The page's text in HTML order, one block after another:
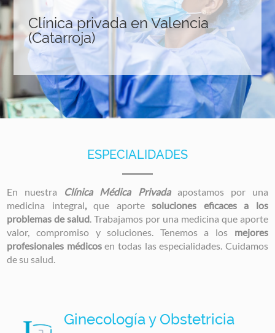
Clínica privada en Valencia
(Catarroja)
ESPECIALIDADES
En nuestra Clínica Médica Privadaapostamos por una
medicina integral,que aportesoluciones eficaces a los
problemas de salud. Trabajamos por una medicina que aporte
valor, compromiso y soluciones. Tenemos a los mejores
profesionales médicosen todas las especialidades. Cuidamos
de su salud.
Ginecología y Obstetricia